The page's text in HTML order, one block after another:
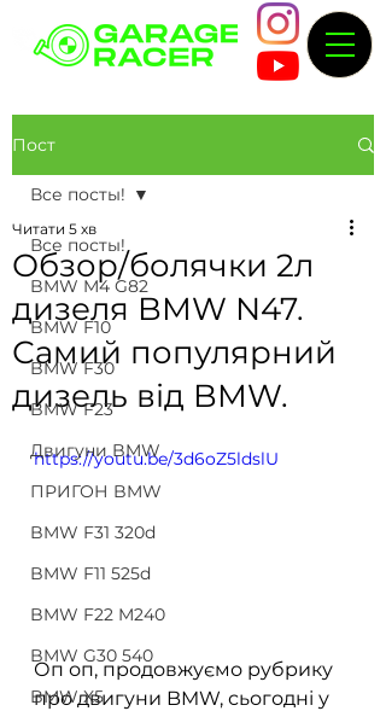
Пост
Все посты!
BMW M4 G82
BMW F10
BMW F30
BMW F23
Двигуни BMW
ПРИГОН BMW
BMW F31 320d
BMW F11 525d
BMW F22 M240
BMW G30 540
BMW X5
Все посты!
Обзор/болячки 2л
дизеля BMW N47.
Самий популярний
дизель від BMW.
Читати 5 хв
https://youtu.be/3d6oZ5ldslU
Оп оп, продовжуємо рубрику
про двигуни BMW, сьогодні у